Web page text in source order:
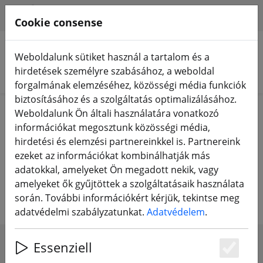
Termékek keresése
Home Berendezések RC távirányító RC adó
RC távirányítós adó
multikopterekhez, repülőgépekhez
és sok más RC modellhez.
Cookie consense
Weboldalunk sütiket használ a tartalom és a
hirdetések személyre szabásához, a weboldal
forgalmának elemzéséhez, közösségi média funkciók
biztosításához és a szolgáltatás optimalizálásához.
Weboldalunk Ön általi használatára vonatkozó
információkat megosztunk közösségi média,
hirdetési és elemzési partnereinkkel is. Partnereink
ezeket az információkat kombinálhatják más
adatokkal, amelyeket Ön megadott nekik, vagy
amelyeket ők gyűjtöttek a szolgáltatásaik használata
során. További információkért kérjük, tekintse meg
adatvédelmi szabályzatunkat. Adatvédelem.
Essenziell